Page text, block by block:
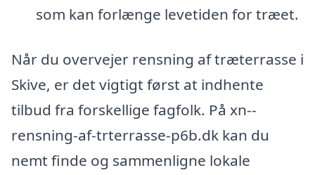
som kan forlænge levetiden for træet.
Når du overvejer rensning af træterrasse i
Skive, er det vigtigt først at indhente
tilbud fra forskellige fagfolk. På xn--
rensning-af-trterrasse-p6b.dk kan du
nemt finde og sammenligne lokale